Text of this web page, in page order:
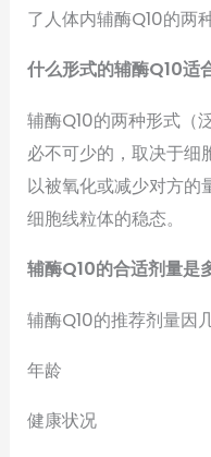
了人体内辅酶Q10的两
什么形式的辅酶Q10适
辅酶Q10的两种形式（
必不可少的，取决于细
以被氧化或减少对方的
细胞线粒体的稳态。
辅酶Q10的合适剂量是
辅酶Q10的推荐剂量因
年龄
健康状况